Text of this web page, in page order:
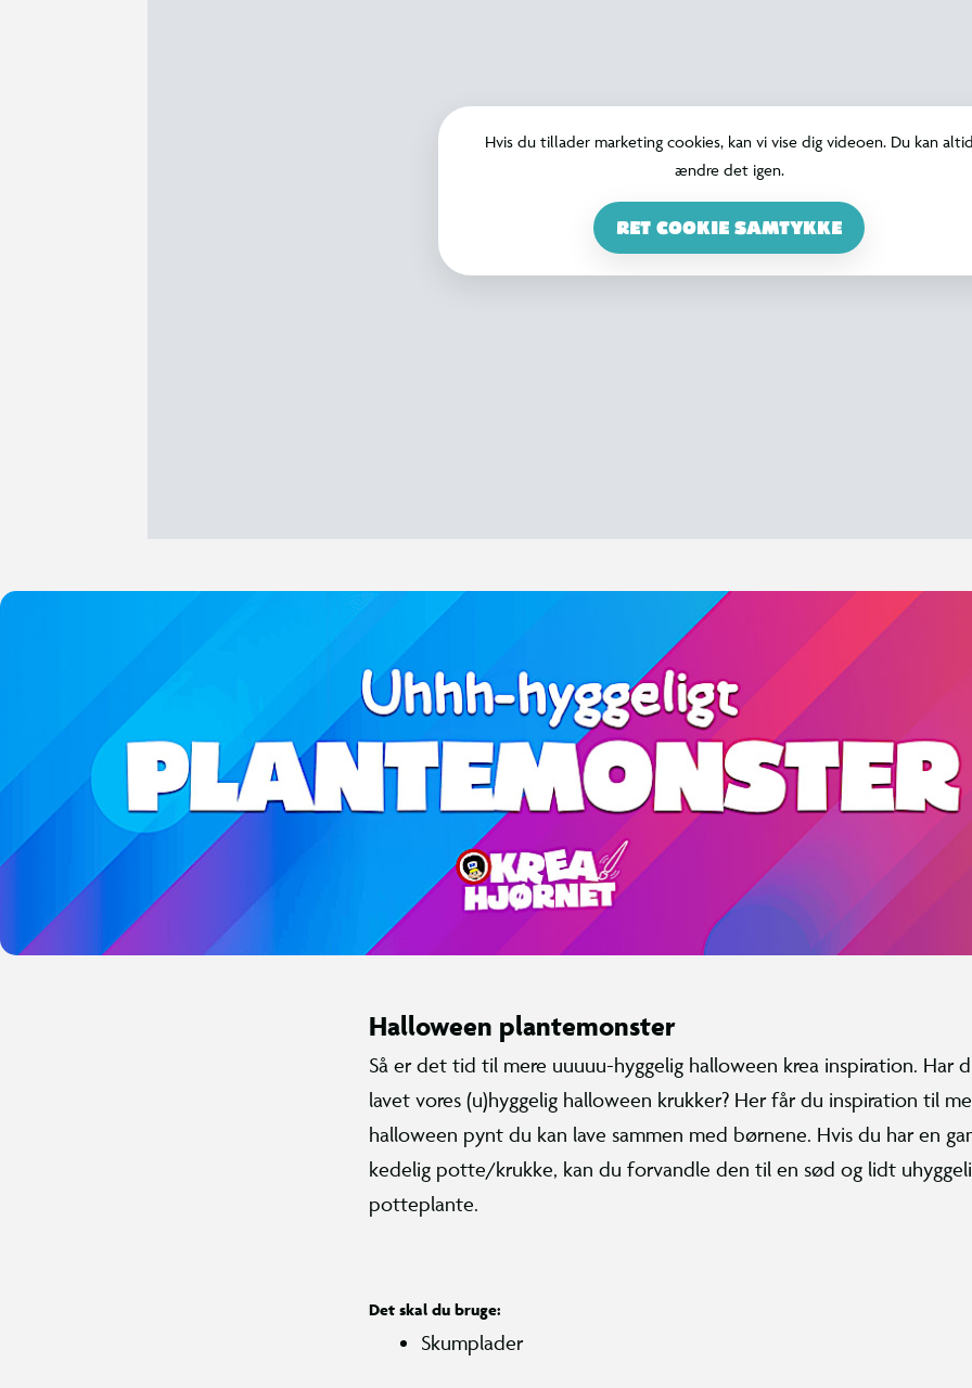
Hvis du tillader marketing cookies, kan vi vise dig videoen. Du kan
ændre det igen.
RET COOKIE SAMTYKKE
Halloween plantemonster
Så er det tid til mere uuuuu-hyggelig halloween krea inspiration. Har
lavet vores (u)hyggelig halloween krukker? Her får du inspiration til
halloween pynt du kan lave sammen med børnene. Hvis du har en
kedelig potte/krukke, kan du forvandle den til en sød og lidt
potteplante.
Det skal du bruge:
Skumplader